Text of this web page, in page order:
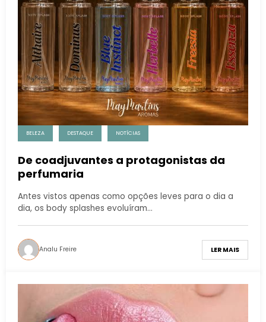
BELEZA DESTAQUE NOTÍCIAS
De coadjuvantes a protagonistas da
perfumaria
Antes vistos apenas como opções leves para o dia a
dia, os body splashes evoluíram…
Analu Freire LER MAIS